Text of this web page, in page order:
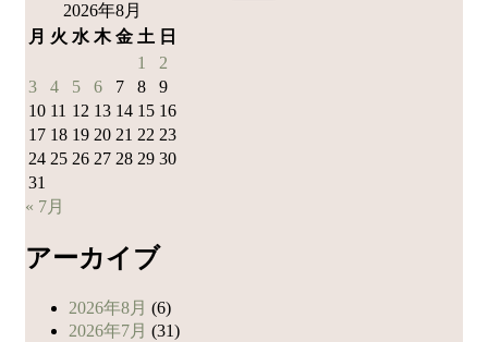
2026年8月
月 火 水 木 金 土 日
1
2
3
4 5 6 7 8
9
10 11 12 13 14 15 16
17 18 19 20 21 22 23
24 25 26 27 28 29 30
31
« 7月
アーカイブ
2026年8月 (6)
2026年7月 (31)